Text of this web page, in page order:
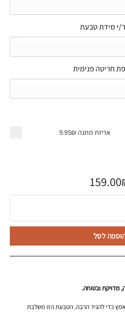
י מידת טבעת
חריטה פנימית
אריזת מתנה 9.95₪
159.00
עם חריטה פנימית
לסל
מדויקת ובטוחה.
כדי להגיד הרבה. הטבעת הזו משלבת